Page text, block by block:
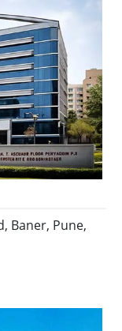
Baner, Pune,